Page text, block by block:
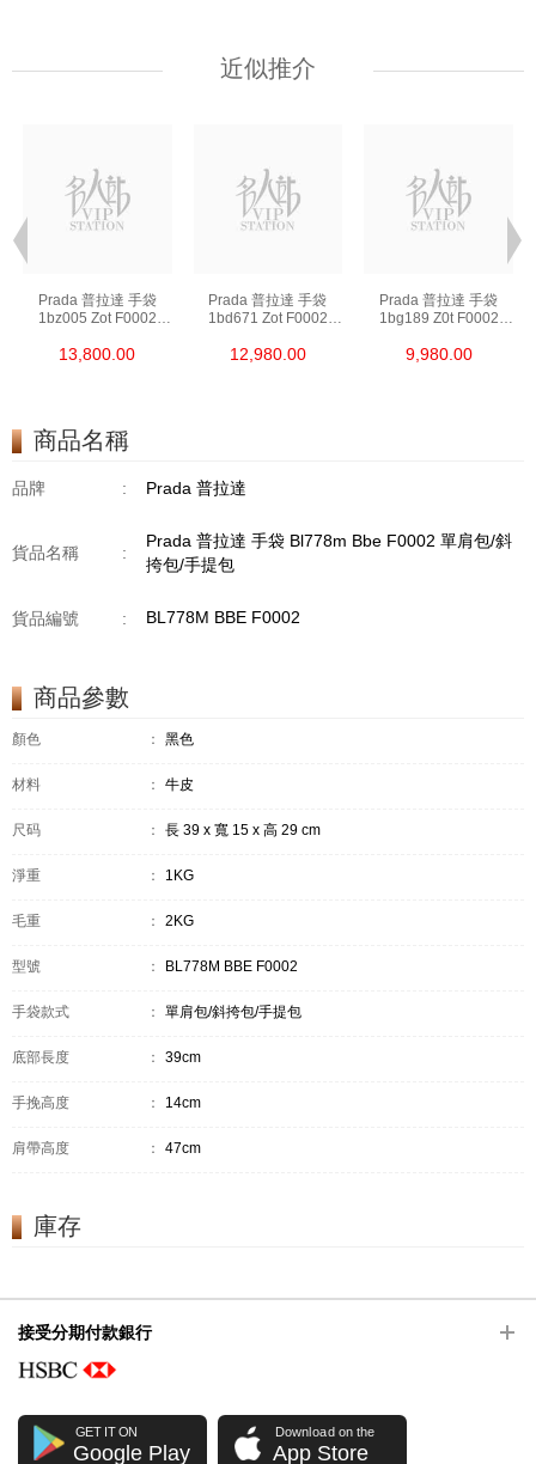
近似推介
Prada 普拉達 手袋
1bz005 Zot F0002
13,800.00
Prada 普拉達 手袋
1bd671 Zot F0002
12,980.00
Prada 普拉達 手袋
1bg189 Z0t F0002
9,980.00
商品名稱
品牌 : Prada 普拉達
貨品名稱 :
Prada 普拉達 手袋 Bl778m Bbe F0002 單肩包/斜
挎包/手提包
貨品編號 : BL778M BBE F0002
商品參數
顏色 ： 黑色
材料 ： 牛皮
尺码 ： 長 39 x 寬 15 x 高 29 cm
淨重 ： 1KG
毛重 ： 2KG
型號 ： BL778M BBE F0002
手袋款式 ： 單肩包/斜挎包/手提包
底部長度 ： 39cm
手挽高度 ： 14cm
肩帶高度 ： 47cm
庫存
接受分期付款銀行
GET IT ON
Google Play
Download on the
App Store